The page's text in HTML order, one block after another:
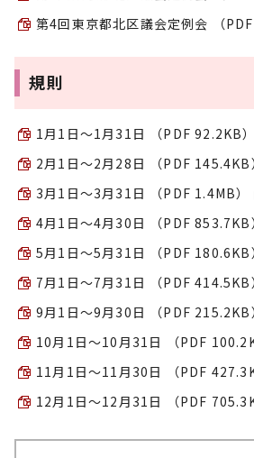
第4回東京都北区議会定例会 （PDF
規則
1月1日～1月31日 （PDF 92.2KB）
2月1日～2月28日 （PDF 145.4KB
3月1日～3月31日 （PDF 1.4MB）
4月1日～4月30日 （PDF 853.7KB
5月1日～5月31日 （PDF 180.6KB
7月1日～7月31日 （PDF 414.5KB
9月1日～9月30日 （PDF 215.2KB
10月1日～10月31日 （PDF
11月1日～11月30日 （PDF
12月1日～12月31日 （PDF